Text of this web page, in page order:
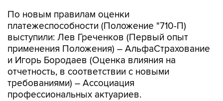
По новым правилам оценки
платежеспособности (Положение "710-П)
выступили: Лев Греченков (Первый опыт
применения Положения) – АльфаСтрахование
и Игорь Бородаев (Оценка влияния на
отчетность, в соответствии с новыми
требованиями) – Ассоциация
профессиональных актуариев.